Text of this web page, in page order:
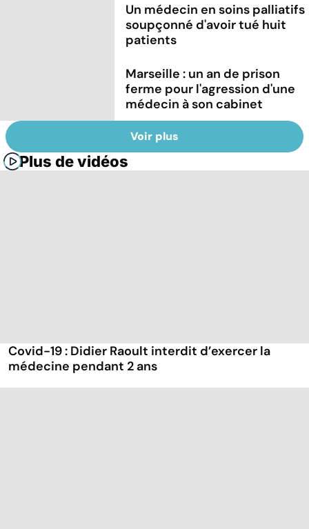
Un médecin en soins palliatifs
soupçonné d'avoir tué huit
patients
Marseille : un an de prison
ferme pour l'agression d'une
médecin à son cabinet
Voir plus
Plus de vidéos
Covid-19 : Didier Raoult interdit d’exercer la
médecine pendant 2 ans